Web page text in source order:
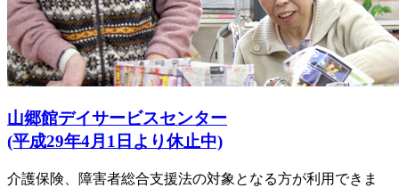
山郷館デイサービスセンター
(平成29年4月1日より休止中)
介護保険、障害者総合支援法の対象となる方が利用できま